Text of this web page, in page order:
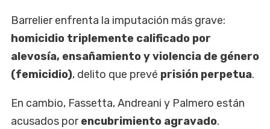
Barrelier enfrenta la imputación más grave:
homicidio triplemente calificado por
alevosía, ensañamiento y violencia de género
(femicidio), delito que prevé prisión perpetua.
En cambio, Fassetta, Andreani y Palmero están
acusados porencubrimiento agravado.